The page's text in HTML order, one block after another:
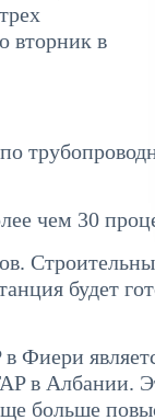
вторник в
чем 30
будет
Фиери
в Албании.
больше